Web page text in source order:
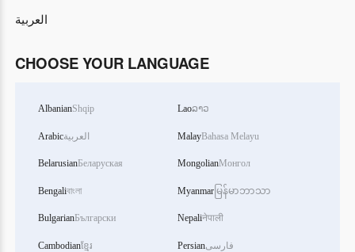
العربية
CHOOSE YOUR LANGUAGE
AlbanianShqip
Arabicالعربية
BelarusianБеларуская
Bengaliবাংলা
BulgarianБългарски
Cambodianខ្មែរ
Laoລາວ
MalayBahasa Melayu
MongolianМонгол
Myanmar မြန်မာဘာသာ
Nepaliनेपाली
Persianفارسی